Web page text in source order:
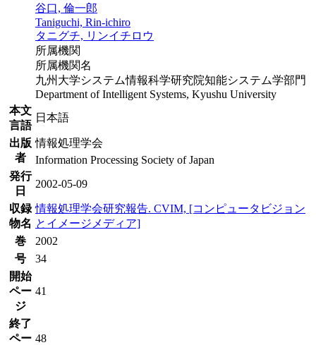
谷口, 倫一郎
Taniguchi, Rin-ichiro
タニグチ, リンイチロウ
所属機関
所属機関名
九州大学システム情報科学研究院知能システム学部門
Department of Intelligent Systems, Kyushu University
本文
言語
日本語
出版
者
情報処理学会
Information Processing Society of Japan
発行
日
2002-05-09
収録
物名
情報処理学会研究報告. CVIM, [コンピュータビジョン
とイメージメディア]
巻
2002
号
34
開始
ペー
ジ
41
終了
ペー 48